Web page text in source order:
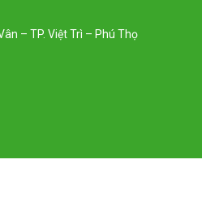
– TP. Việt Trì – Phú Thọ